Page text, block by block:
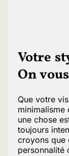
Votre
On
Que votre
minimalisme
une chose
toujours
croyons que
personnalité